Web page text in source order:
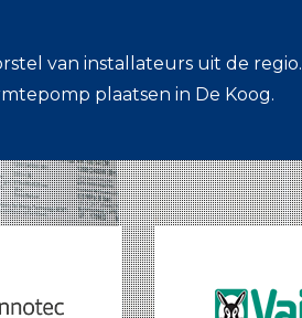
van installateurs uit de regio.
plaatsen in De Koog.